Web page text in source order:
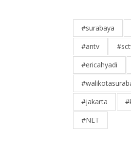
#surabaya
#antv
#ericahyadi
#jakarta
#NET